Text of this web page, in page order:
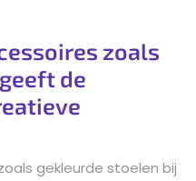
zoals
de
gekleurde stoelen bij